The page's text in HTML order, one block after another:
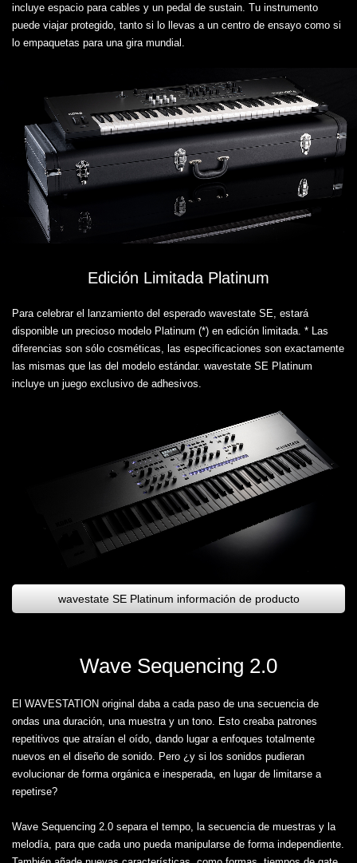
incluye espacio para cables y un pedal de sustain. Tu instrumento
puede viajar protegido, tanto si lo llevas a un centro de ensayo como si
lo empaquetas para una gira mundial.
Edición Limitada Platinum
Para celebrar el lanzamiento del esperado wavestate SE, estará
disponible un precioso modelo Platinum (*) en edición limitada. * Las
diferencias son sólo cosméticas, las especificaciones son exactamente
las mismas que las del modelo estándar. wavestate SE Platinum
incluye un juego exclusivo de adhesivos.
wavestate SE Platinum información de producto
Wave Sequencing 2.0
El WAVESTATION original daba a cada paso de una secuencia de
ondas una duración, una muestra y un tono. Esto creaba patrones
repetitivos que atraían el oído, dando lugar a enfoques totalmente
nuevos en el diseño de sonido. Pero ¿y si los sonidos pudieran
evolucionar de forma orgánica e inesperada, en lugar de limitarse a
repetirse?
Wave Sequencing 2.0 separa el tempo, la secuencia de muestras y la
melodía, para que cada uno pueda manipularse de forma independiente.